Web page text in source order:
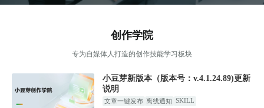
创作学院
专为自媒体人打造的创作技能学习板块
小豆芽新版本（版本号：v.4.1.24.89)更新
说明
文章一键发布 离线通知 SKILL